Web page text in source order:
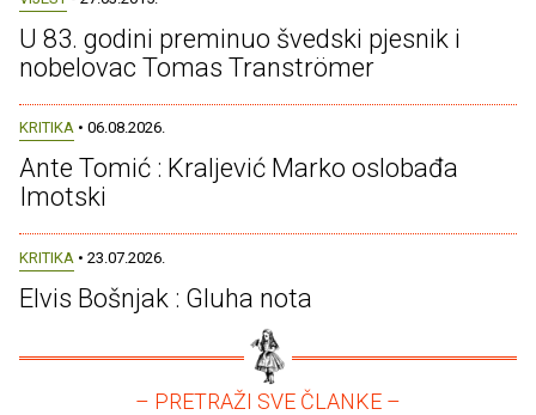
U 83. godini preminuo švedski pjesnik i
nobelovac Tomas Tranströmer
KRITIKA • 06.08.2026.
Ante Tomić : Kraljević Marko oslobađa
Imotski
KRITIKA • 23.07.2026.
Elvis Bošnjak : Gluha nota
– PRETRAŽI SVE ČLANKE –